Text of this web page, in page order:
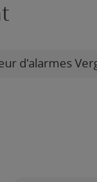
d'alarmes